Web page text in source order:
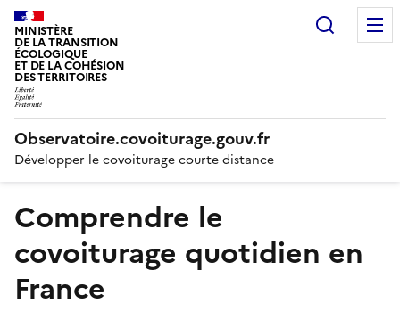
MINISTÈRE
DE LA TRANSITION
ÉCOLOGIQUE
ET DE LA COHÉSION
DES TERRITOIRES
Observatoire.covoiturage.gouv.fr
Développer le covoiturage courte distance
Comprendre le
covoiturage quotidien en
France